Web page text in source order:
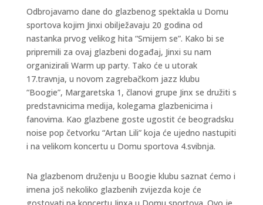
Odbrojavamo dane do glazbenog spektakla u Domu
sportova kojim Jinxi obilježavaju 20 godina od
nastanka prvog velikog hita “Smijem se”. Kako bi se
pripremili za ovaj glazbeni događaj, Jinxi su nam
organizirali Warm up party. Tako će u utorak
17.travnja, u novom zagrebačkom jazz klubu
“Boogie”, Margaretska 1, članovi grupe Jinx se družiti s
predstavnicima medija, kolegama glazbenicima i
fanovima. Kao glazbene goste ugostit će beogradsku
noise pop četvorku “Artan Lili” koja će ujedno nastupiti
i na velikom koncertu u Domu sportova 4.svibnja.
Na glazbenom druženju u Boogie klubu saznat ćemo i
imena još nekoliko glazbenih zvijezda koje će